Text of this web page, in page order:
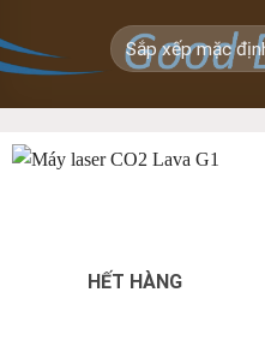
HẾT HÀNG